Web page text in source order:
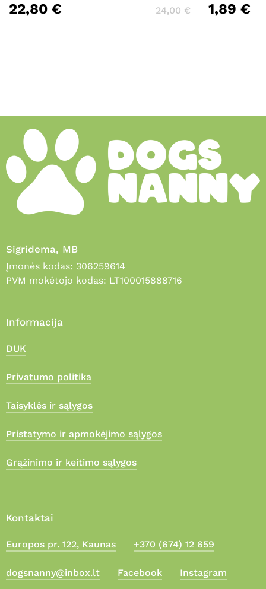
Suma:
Apmokėjimas
22,80 € 24,00€ 1,89 €
Sigridema, MB
Įmonės kodas: 306259614
PVM mokėtojo kodas: LT100015888716
Informacija
DUK
Privatumo politika
Taisyklės ir sąlygos
Pristatymo ir apmokėjimo sąlygos
Grąžinimo ir keitimo sąlygos
Kontaktai
Europos pr. 122, Kaunas +370 (674) 12 659
dogsnanny@inbox.lt Facebook Instagram